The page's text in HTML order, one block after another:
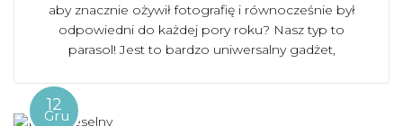
aby znacznie ożywił fotografię i równocześnie był
odpowiedni do każdej pory roku? Nasz typ to
parasol! Jest to bardzo uniwersalny gadżet,
12
Gru